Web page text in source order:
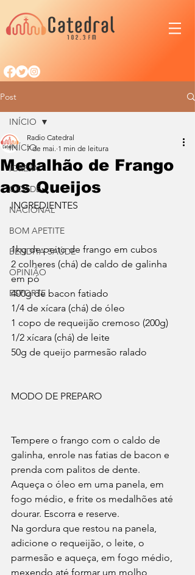
Post
INÍCIO
IGREJA
CIDADE
NACIONAL
BOM APETITE
BENDITA SAÚDE
OPINIÃO
ESPORTE
INÍCIO
Medalhão de Frango
aos Queijos
Radio Catedral
7 de mai. 1 min de leitura
INGREDIENTES
1kg de peito de frango em cubos
2 colheres (chá) de caldo de galinha
em pó
400g de bacon fatiado
1/4 de xícara (chá) de óleo
1 copo de requeijão cremoso (200g)
1/2 xícara (chá) de leite
50g de queijo parmesão ralado
MODO DE PREPARO
Tempere o frango com o caldo de
galinha, enrole nas fatias de bacon e
prenda com palitos de dente.
Aqueça o óleo em uma panela, em
fogo médio, e frite os medalhões até
dourar. Escorra e reserve.
Na gordura que restou na panela,
adicione o requeijão, o leite, o
parmesão e aqueça, em fogo médio,
mexendo até formar um molho